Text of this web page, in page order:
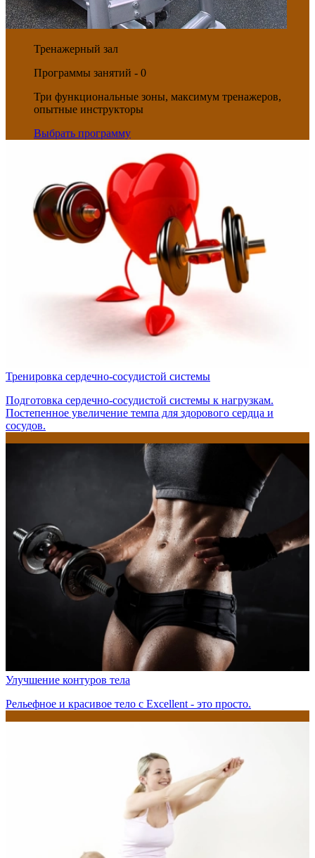
Тренажерный зал
Программы занятий - 0
Три функциональные зоны, максимум тренажеров,
опытные инструкторы
Выбрать программу
Тренировка сердечно-сосудистой системы
Подготовка сердечно-сосудистой системы к нагрузкам.
Постепенное увеличение темпа для здорового сердца и
сосудов.
Улучшение контуров тела
Рельефное и красивое тело с Excellent - это просто.